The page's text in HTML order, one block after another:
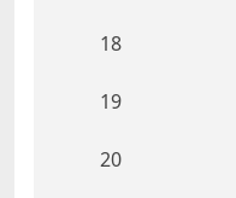
18
19
20